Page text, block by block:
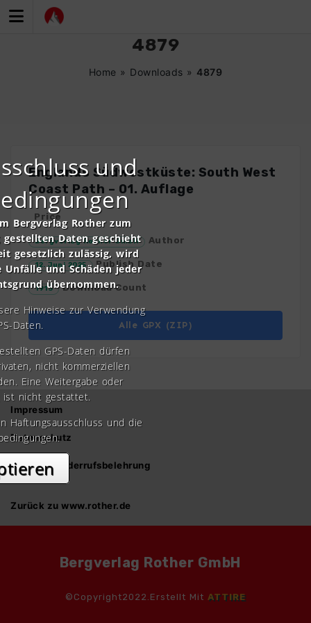
Inhalt
4879
Home » Downloads » 4879
Englands Südwestküste: South West
Coast Path – 01. Auflage
Price
Bergverlag Rother GmbH Author
12. Juni 2025 Publish Date
1913 Download Count
Alle GPX (ZIP)
Impressum
Datenschutz
AGB und Widerrufsbelehrung
Zurück zu www.rother.de
Bergverlag Rother GmbH
©Copyright2022.Erstellt Mit ATTIRE
und
Bergverlag Rother zum
Daten geschieht
gesetzlich zulässig, wird
und Schäden jeder
übernommen.
Hinweise zur Verwendung
Daten.
GPS-Daten dürfen
nicht kommerziellen
Eine Weitergabe oder
ist nicht gestattet.
Haftungsausschluss und die